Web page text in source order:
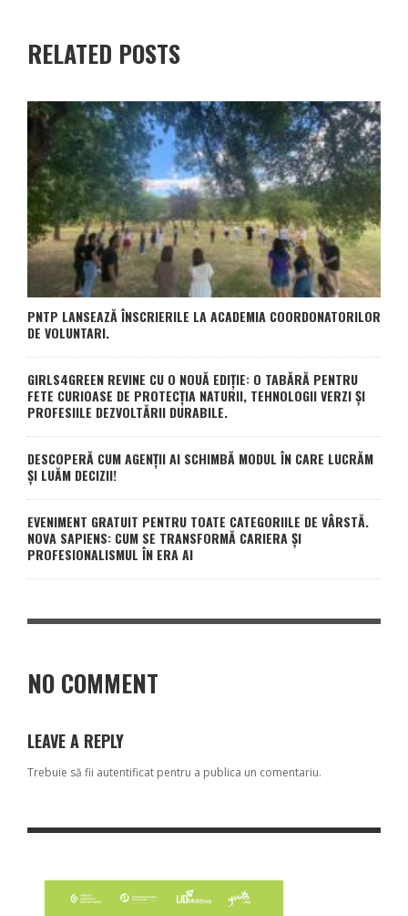
RELATED POSTS
PNTP LANSEAZĂ ÎNSCRIERILE LA ACADEMIA COORDONATORILOR
DE VOLUNTARI.
GIRLS4GREEN REVINE CU O NOUĂ EDIȚIE: O TABĂRĂ PENTRU
FETE CURIOASE DE PROTECȚIA NATURII, TEHNOLOGII VERZI ȘI
PROFESIILE DEZVOLTĂRII DURABILE.
DESCOPERĂ CUM AGENȚII AI SCHIMBĂ MODUL ÎN CARE LUCRĂM
ȘI LUĂM DECIZII!
EVENIMENT GRATUIT PENTRU TOATE CATEGORIILE DE VÂRSTĂ.
NOVA SAPIENS: CUM SE TRANSFORMĂ CARIERA ȘI
PROFESIONALISMUL ÎN ERA AI
NO COMMENT
LEAVE A REPLY
Trebuie să fii autentificat pentru a publica un comentariu.